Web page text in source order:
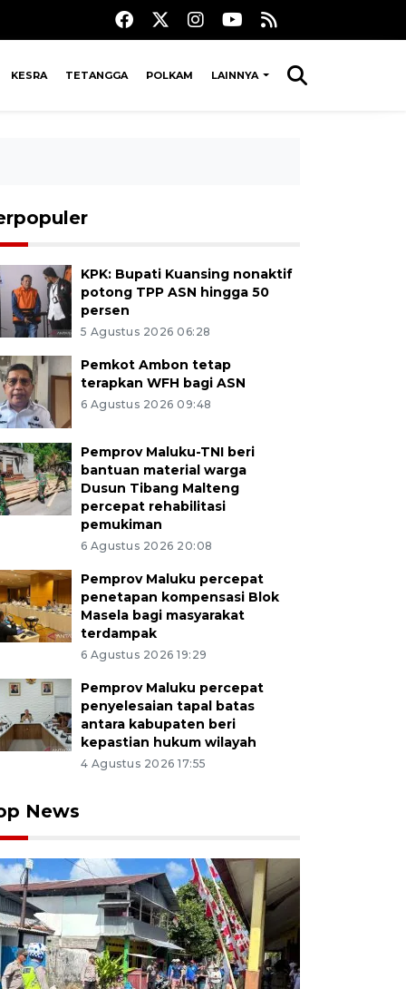
KESRA TETANGGA POLKAM LAINNYA
KPK: Bupati Kuansing nonaktif
potong TPP ASN hingga 50
persen
5 Agustus 2026 06:28
Pemkot Ambon tetap
terapkan WFH bagi ASN
6 Agustus 2026 09:48
Pemprov Maluku-TNI beri
bantuan material warga
Dusun Tibang Malteng
percepat rehabilitasi
pemukiman
6 Agustus 2026 20:08
Pemprov Maluku percepat
penetapan kompensasi Blok
Masela bagi masyarakat
terdampak
6 Agustus 2026 19:29
Pemprov Maluku percepat
penyelesaian tapal batas
antara kabupaten beri
kepastian hukum wilayah
4 Agustus 2026 17:55
News